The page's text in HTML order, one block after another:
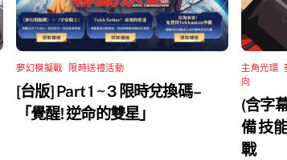
夢幻模擬戰 限時送禮活動
[台版] Part 1 ~ 3 限時兌換碼 –
「覺醒! 逆命的雙星」
主角光環 ,
向
(含字
備 技
戰